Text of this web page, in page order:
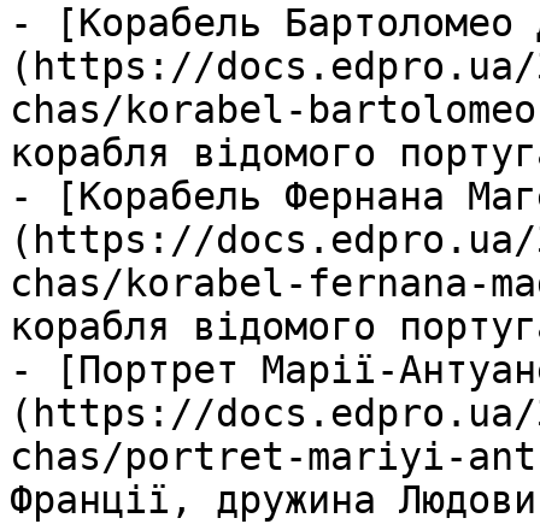
- [Корабель Бартоломео
(https://
chas/korabel-
корабля відомого
- [Корабель Фернана
(https://
chas/korabel-fernana-
корабля відомого
- [Портрет Марії-
(https://
chas/portret-mariyi-
Франції, дружина